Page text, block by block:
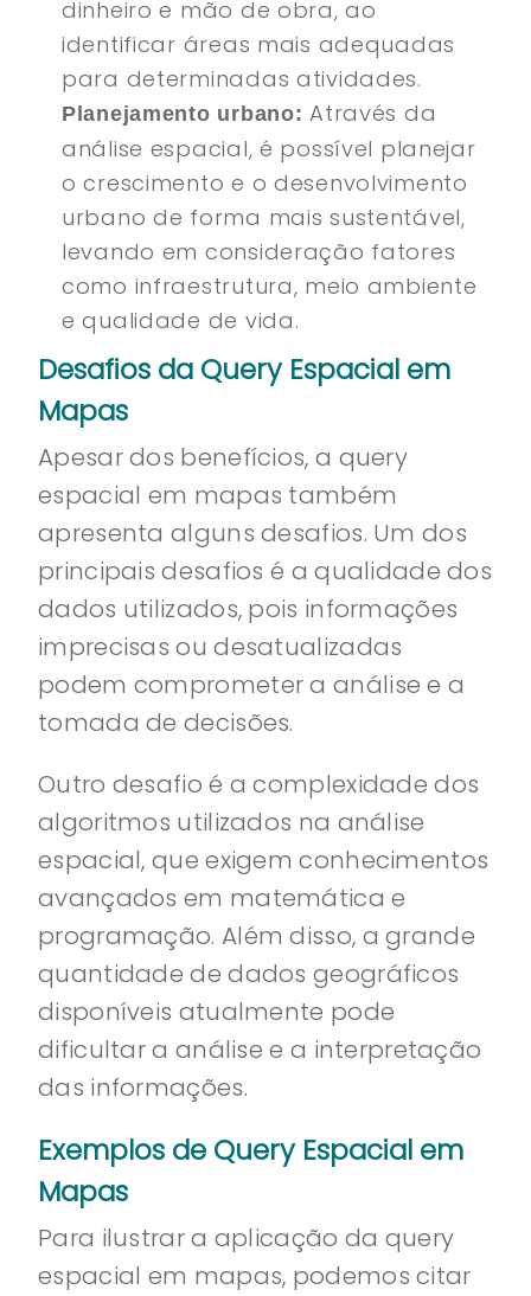
dinheiro e mão de obra, ao
identificar áreas mais adequadas
para determinadas atividades.
Planejamento urbano: Através da
análise espacial, é possível planejar
o crescimento e o desenvolvimento
urbano de forma mais sustentável,
levando em consideração fatores
como infraestrutura, meio ambiente
e qualidade de vida.
Desafios da Query Espacial em
Mapas
Apesar dos benefícios, a query
espacial em mapas também
apresenta alguns desafios. Um dos
principais desafios é a qualidade dos
dados utilizados, pois informações
imprecisas ou desatualizadas
podem comprometer a análise e a
tomada de decisões.
Outro desafio é a complexidade dos
algoritmos utilizados na análise
espacial, que exigem conhecimentos
avançados em matemática e
programação. Além disso, a grande
quantidade de dados geográficos
disponíveis atualmente pode
dificultar a análise e a interpretação
das informações.
Exemplos de Query Espacial em
Mapas
Para ilustrar a aplicação da query
espacial em mapas, podemos citar